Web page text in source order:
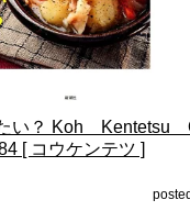
たい？ Koh Kentetsu
[ コウケンテツ ]